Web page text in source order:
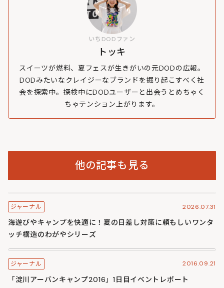
いちDODファン
トッキ
スイーツが燃料、夏フェスが生きがいの元DODの広報。
DODみたいなクレイジーなブランドを掘り起こすべく社
会を探索中。探検中にDODユーザーと出会うとめちゃく
ちゃテンション上がります。
他の記事も見る
ジャーナル 2026.07.31
海遊びやキャンプを快適に！夏の日差し対策に頼もしいワンタ
ッチ構造のわがやシリーズ
ジャーナル 2016.09.21
「淀川アーバンキャンプ2016」1日目イベントレポート